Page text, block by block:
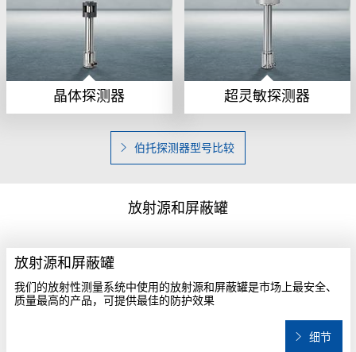
晶体探测器 超灵敏探测器
伯托探测器型号比较
放射源和屏蔽罐
放射源和屏蔽罐
我们的放射性测量系统中使用的放射源和屏蔽罐是市场上最安全、
质量最高的产品，可提供最佳的防护效果
细节